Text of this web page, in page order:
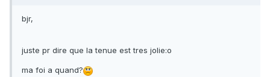
bjr,
juste pr dire que la tenue est tres jolie:o
ma foi a quand?